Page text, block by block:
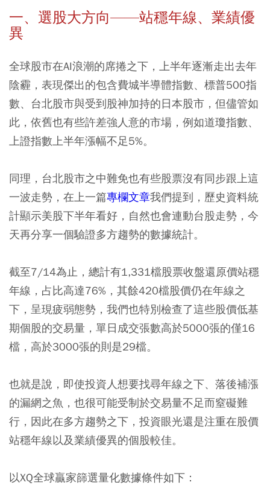
一、選股大方向——站穩年線、業績優
異
全球股市在AI浪潮的席捲之下，上半年逐漸走出去年
陰霾，表現傑出的包含費城半導體指數、標普500指
數、台北股市與受到股神加持的日本股市，但儘管如
此，依舊也有些許差強人意的市場，例如道瓊指數、
上證指數上半年漲幅不足5%。
同理，台北股市之中難免也有些股票沒有同步跟上這
一波走勢，在上一篇專欄文章我們提到，歷史資料統
計顯示美股下半年看好，自然也會連動台股走勢，今
天再分享一個驗證多方趨勢的數據統計。
截至7/14為止，總計有1,331檔股票收盤還原價站穩
年線，占比高達76%，其餘420檔股價仍在年線之
下，呈現疲弱態勢，我們也特別檢查了這些股價低基
期個股的交易量，單日成交張數高於5000張的僅16
檔，高於3000張的則是29檔。
也就是說，即使投資人想要找尋年線之下、落後補漲
的漏網之魚，也很可能受制於交易量不足而窒礙難
行，因此在多方趨勢之下，投資眼光還是注重在股價
站穩年線以及業績優異的個股較佳。
以XQ全球贏家篩選量化數據條件如下：